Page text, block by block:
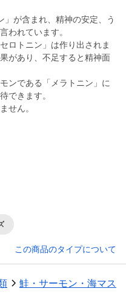
が含まれ、精神の安定、う
われています。
ロトニン」は作り出されま
があり、不足すると精神面
ンである「メラトニン」に
できます。
せん。
この商品のタイプについて
鮭・サーモン・海マス